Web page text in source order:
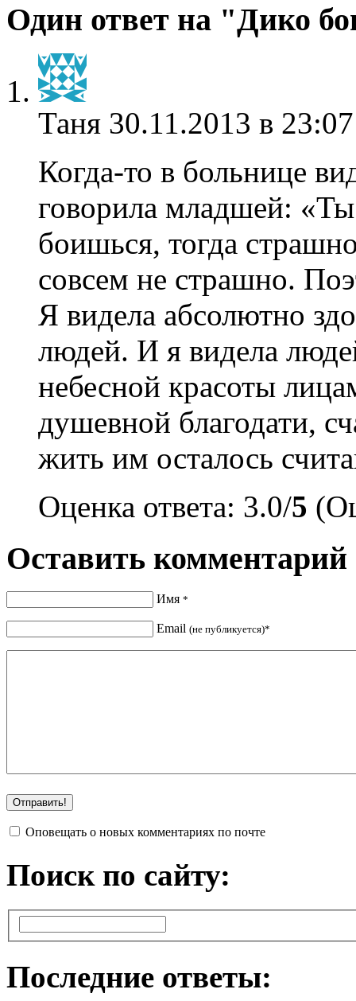
Один ответ на "Дико
Таня 30.11.2013 в
Когда-то в больнице
говорила младшей:
боишься, тогда
совсем не страшно.
Я видела абсолютно
людей. И я видела
небесной красоты
душевной благодати,
жить им осталось
Оценка ответа: 3.0/5
Оставить комментарий
Имя *
Email (не публикуется)*
Оповещать о новых комментариях по почте
Поиск по сайту:
Последние ответы: